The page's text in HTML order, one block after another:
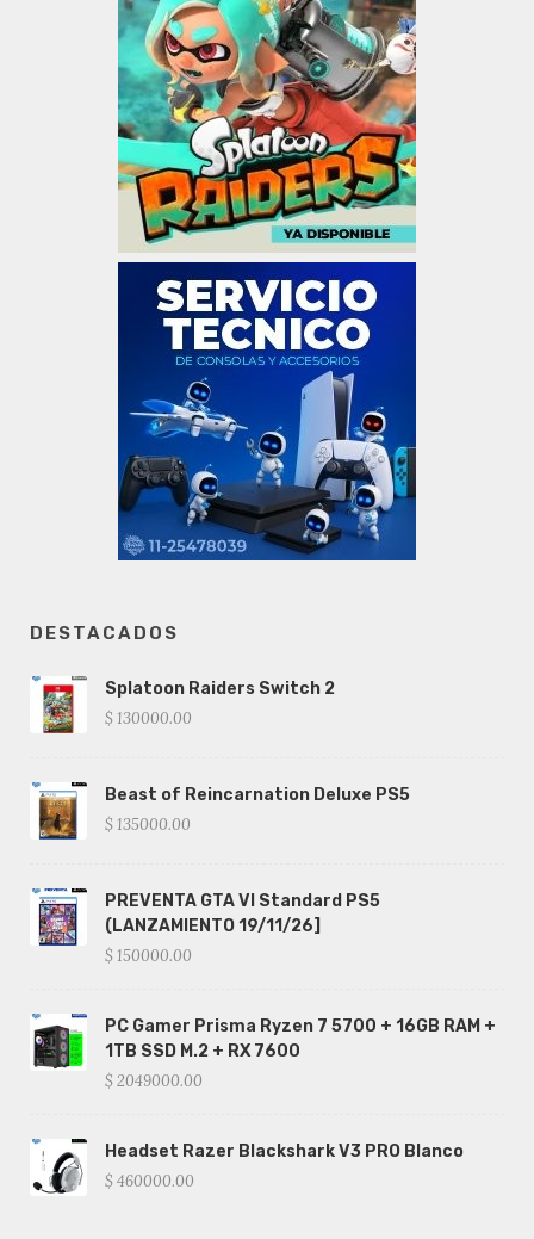
DESTACADOS
Splatoon Raiders Switch 2
$ 130000.00
Beast of Reincarnation Deluxe PS5
$ 135000.00
PREVENTA GTA VI Standard PS5
(LANZAMIENTO 19/11/26]
$ 150000.00
PC Gamer Prisma Ryzen 7 5700 + 16GB RAM +
1TB SSD M.2 + RX 7600
$ 2049000.00
Headset Razer Blackshark V3 PRO Blanco
$ 460000.00